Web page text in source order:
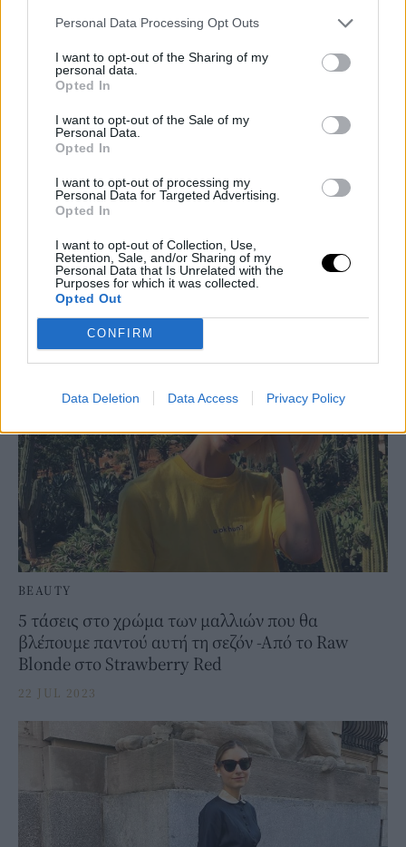
Personal Data Processing Opt Outs
I want to opt-out of the Sharing of my
personal data.
Opted In
I want to opt-out of the Sale of my
Personal Data.
Opted In
I want to opt-out of processing my
Personal Data for Targeted Advertising.
Opted In
I want to opt-out of Collection, Use,
Retention, Sale, and/or Sharing of my
Personal Data that Is Unrelated with the
Purposes for which it was collected.
Opted Out
CONFIRM
Data Deletion Data Access Privacy Policy
Winged eyeliner: Το αμφιλεγόμενο beauty trick
του TikTok υπόσχεται τέλεια eyeliner γραμμή με
μια -περίεργη- κίνηση
BOVARY TIPS ⸻
BEAUTY
5 τάσεις στο χρώμα των μαλλιών που θα
βλέπουμε παντού αυτή τη σεζόν -Από το Raw
Blonde στο Strawberry Red
22 JUL 2023